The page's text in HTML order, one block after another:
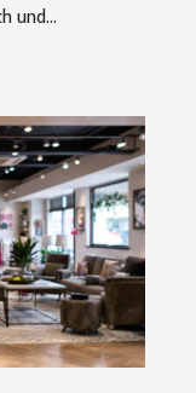
und...